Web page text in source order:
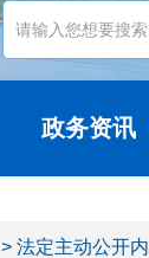
政务资讯
> 法定主动公开